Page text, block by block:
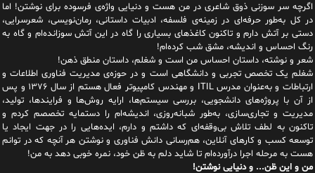
اگرچه سر سوزنی ذوق شاعری در من هست و دنیایی واژه‌‌ی فرسوده برای نوشتن! اما
در کل به‌طور حرفه‌ای در زمینه‌ی فلسفه، ادبیات داستانی، رمان‌نویسی، شعرسرایی،
دستی بر آتش دارم و تاکنون کاغذهای بسیاری را گاه در این آتش سوزانده‌ام و گاه به
رنگ احساس و اندیشه، مشق شب کرده‌ام!
شعر و نوشته، داستان احساس من است و شغلم، داستان منطق ذهن!
شغلم یک تخصص تجربی و دانشگاهی است و در حوزه‌ی مدیریت فناوری اطلاعات و
ارتباطات و به‌عنوان مدرس ITIL و مهندس کامپیوتر فعال هستم از سال ۱۳۷۶ و پس
از آن با پروژه‌های دانشجویی، بررسی سیستم‌ها، ارایه روش‌ها و فرایندها، تولید،
مدیریت و تجاری‌سازی، به‌طور شبانه‌روزی، اندیشه‌ام را دستمایه تخصصم کردم و
تاکنون به لطف تلاش بی‌وقفه‌ای که داشتم و دارم، اید‌ه‌هایی را در جهت ایجاد یا
توسعه کسب و کارهای آنلاین، هم‌رسانی دانش فناوری و نوشتن هر آنچه که در توانم
هست به مرحله اجرا درآورده‌ام تا شاید دلم به ظن خود، نمره خوبی دهد به من!
من و این ظن... و دنیایی نوشتن!